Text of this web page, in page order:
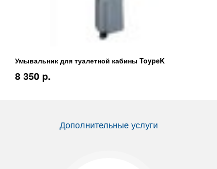
Умывальник для туалетной кабины ToypeK
8 350 p.
Дополнительные услуги